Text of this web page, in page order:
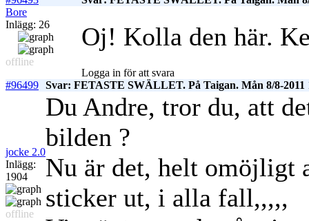
Bore
Inlägg: 26
offline
Oj! Kolla den här.
Logga in för att svara
#96499 Svar: FETASTE SWÄLLET. På Taigan. Mån 8/8-2011
jocke 2.0
Inlägg:
1904
offline
Du Andre, tror du, att
bilden ?
Nu är det, helt omöjligt
sticker ut, i alla fall,,,,,